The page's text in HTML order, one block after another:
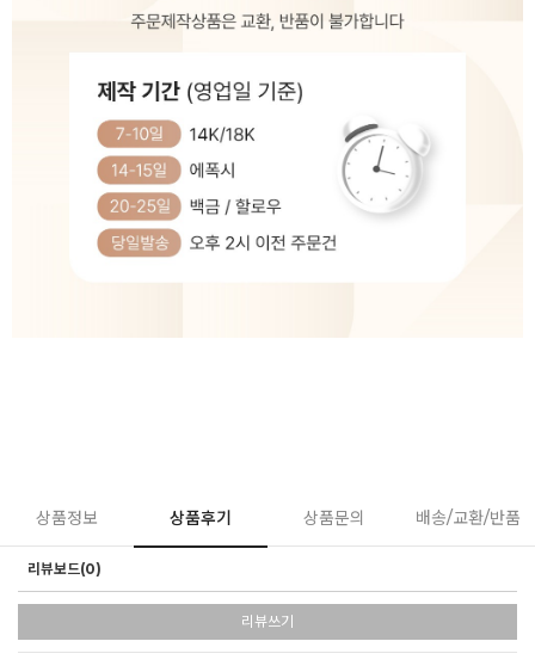
상품정보 상품후기 상품문의 배송/교환/반품
리뷰보드(0)
리뷰쓰기